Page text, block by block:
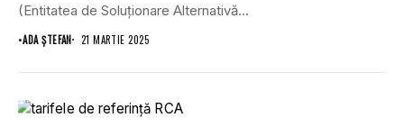
(Entitatea de Soluționare Alternativă...
•ADA ȘTEFAN 21 MARTIE 2025